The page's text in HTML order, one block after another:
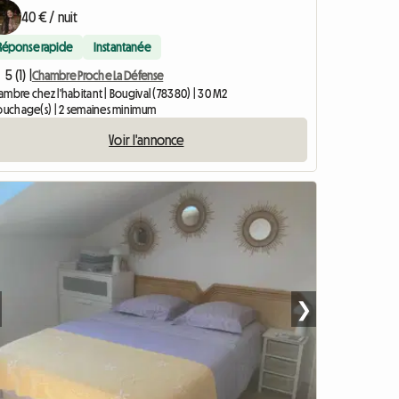
40 € / nuit
rapide Instantanée
5 (1) | Chambre Proche La Défense
chez l'habitant | Bougival (78380) | 30 M2
| 2 semaines minimum
Voir l'annonce
❯